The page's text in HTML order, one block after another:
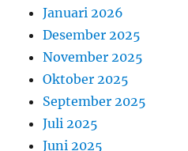
Januari 2026
Desember 2025
November 2025
Oktober 2025
September 2025
Juli 2025
Juni 2025